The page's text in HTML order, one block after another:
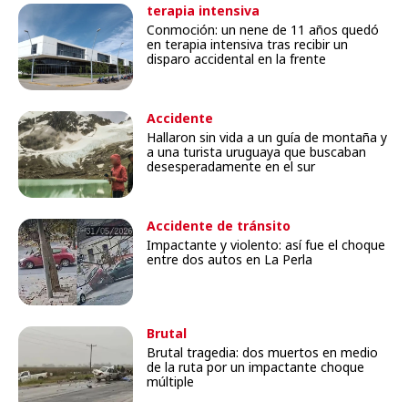
terapia intensiva
Conmoción: un nene de 11 años quedó
en terapia intensiva tras recibir un
disparo accidental en la frente
Accidente
Hallaron sin vida a un guía de montaña y
a una turista uruguaya que buscaban
desesperadamente en el sur
Accidente de tránsito
Impactante y violento: así fue el choque
entre dos autos en La Perla
Brutal
Brutal tragedia: dos muertos en medio
de la ruta por un impactante choque
múltiple